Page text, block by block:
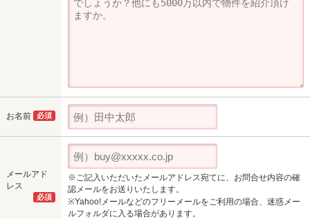
お名前 必須
メールアド
レス
必須
※ご記入いただいたメールアドレス宛てに、お問合せ内容の確
認メールをお送りいたします。
※Yahoo!メールなどのフリーメールをご利用の場合、迷惑メー
ルフォルダに入る場合があります。